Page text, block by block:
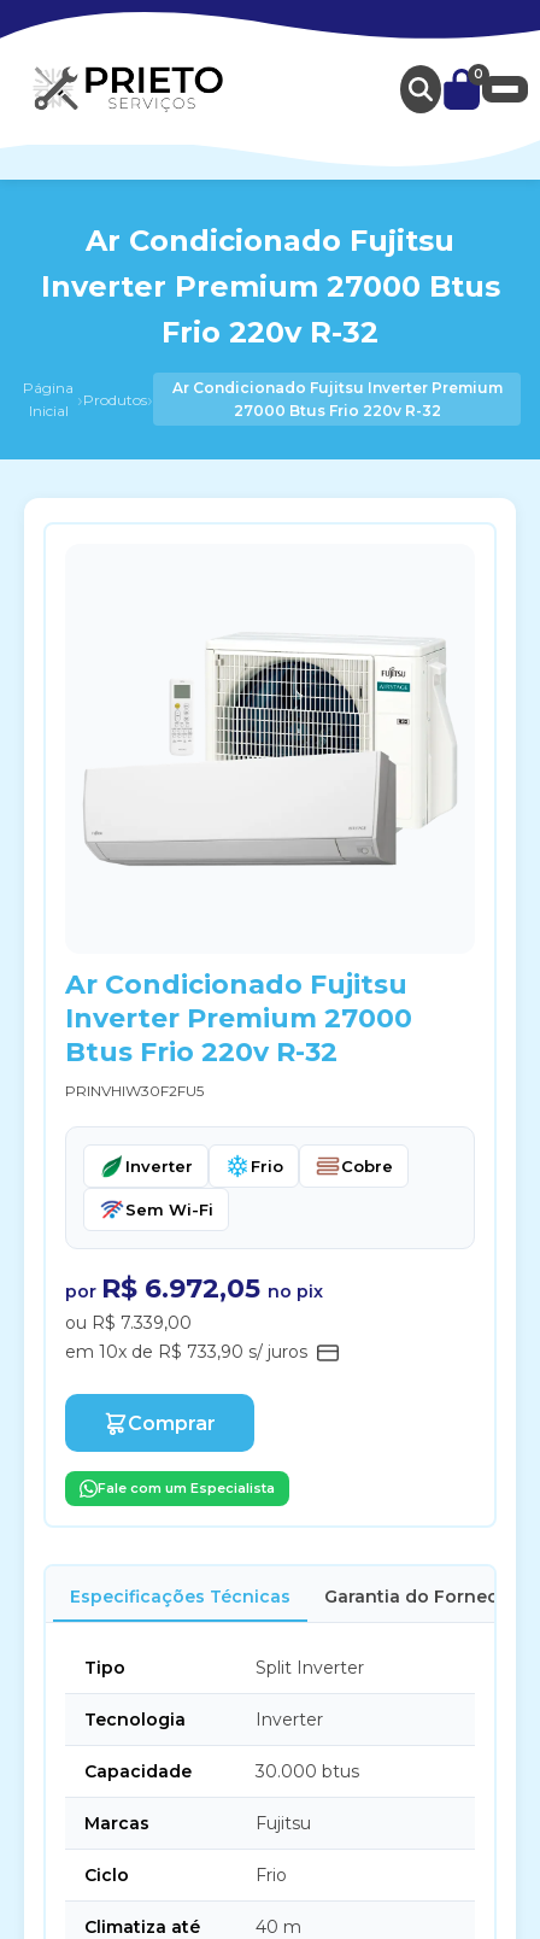
0
Ar Condicionado Fujitsu
Inverter Premium 27000 Btus
Frio 220v R-32
Página
Inicial ›Produtos›
Ar Condicionado Fujitsu Inverter Premium
27000 Btus Frio 220v R-32
Ar Condicionado Fujitsu
Inverter Premium 27000
Btus Frio 220v R-32
PRINVHIW30F2FU5
Inverter Frio Cobre
Sem Wi-Fi
por R$ 6.972,05 no pix
ou R$ 7.339,00
em 10x de R$ 733,90 s/ juros
Comprar
Fale com um Especialista
Especificações Técnicas Garantia do Fornecedor
Tipo Split Inverter
Tecnologia Inverter
Capacidade 30.000 btus
Marcas Fujitsu
Ciclo Frio
Climatiza até 40 m